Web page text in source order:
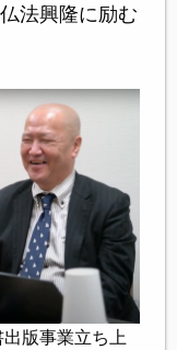
法興隆に励む
版事業立ち上